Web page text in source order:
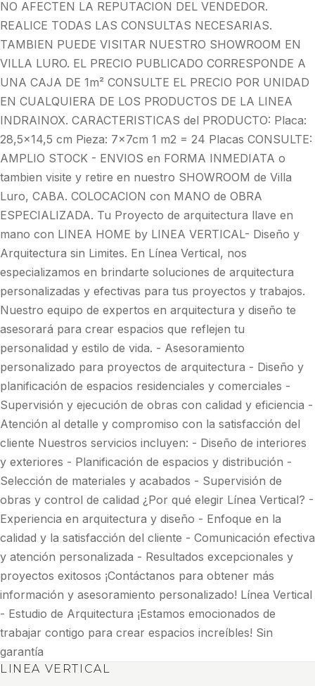
NO AFECTEN LA REPUTACION DEL VENDEDOR.
REALICE TODAS LAS CONSULTAS NECESARIAS.
TAMBIEN PUEDE VISITAR NUESTRO SHOWROOM EN
VILLA LURO. EL PRECIO PUBLICADO CORRESPONDE A
UNA CAJA DE 1m² CONSULTE EL PRECIO POR UNIDAD
EN CUALQUIERA DE LOS PRODUCTOS DE LA LINEA
INDRAINOX. CARACTERISTICAS del PRODUCTO: Placa:
28,5x14,5 cm Pieza: 7x7cm 1 m2 = 24 Placas CONSULTE:
AMPLIO STOCK - ENVIOS en FORMA INMEDIATA o
tambien visite y retire en nuestro SHOWROOM de Villa
Luro, CABA. COLOCACION con MANO de OBRA
ESPECIALIZADA. Tu Proyecto de arquitectura llave en
mano con LINEA HOME by LINEA VERTICAL- Diseño y
Arquitectura sin Limites. En Línea Vertical, nos
especializamos en brindarte soluciones de arquitectura
personalizadas y efectivas para tus proyectos y trabajos.
Nuestro equipo de expertos en arquitectura y diseño te
asesorará para crear espacios que reflejen tu
personalidad y estilo de vida. - Asesoramiento
personalizado para proyectos de arquitectura - Diseño y
planificación de espacios residenciales y comerciales -
Supervisión y ejecución de obras con calidad y eficiencia -
Atención al detalle y compromiso con la satisfacción del
cliente Nuestros servicios incluyen: - Diseño de interiores
y exteriores - Planificación de espacios y distribución -
Selección de materiales y acabados - Supervisión de
obras y control de calidad ¿Por qué elegir Línea Vertical? -
Experiencia en arquitectura y diseño - Enfoque en la
calidad y la satisfacción del cliente - Comunicación efectiva
y atención personalizada - Resultados excepcionales y
proyectos exitosos ¡Contáctanos para obtener más
información y asesoramiento personalizado! Línea Vertical
- Estudio de Arquitectura ¡Estamos emocionados de
trabajar contigo para crear espacios increíbles! Sin
garantía
LINEA VERTICAL